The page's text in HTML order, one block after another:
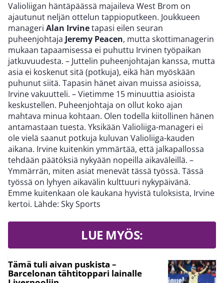
Valioliigan häntäpäässä majaileva West Brom on
ajautunut neljän ottelun tappioputkeen. Joukkueen
manageri Alan Irvinetapasi eilen seuran
puheenjohtaja Jeremy Peacen, mutta skottimanagerin
mukaan tapaamisessa ei puhuttu Irvinen työpaikan
jatkuvuudesta. – Juttelin puheenjohtajan kanssa, mutta
asia ei koskenut sitä (potkuja), eikä hän myöskään
puhunut siitä. Tapasin hänet aivan muissa asioissa,
Irvine vakuutteli. – Vietimme 15 minuuttia asioista
keskustellen. Puheenjohtaja on ollut koko ajan
mahtava minua kohtaan. Olen todella kiitollinen hänen
antamastaan tuesta. Yksikään Valioliiga-manageri ei
ole vielä saanut potkuja kuluvan Valioliiga-kauden
aikana. Irvine kuitenkin ymmärtää, että jalkapallossa
tehdään päätöksiä nykyään nopeilla aikaväleillä. –
Ymmärrän, miten asiat menevät tässä työssä. Tässä
työssä on lyhyen aikavälin kulttuuri nykypäivänä.
Emme kuitenkaan ole kaukana hyvistä tuloksista, Irvine
kertoi. Lähde: Sky Sports
LUE MYÖS:
Tämä tuli aivan puskista –
Barcelonan tähtitoppari lainalle